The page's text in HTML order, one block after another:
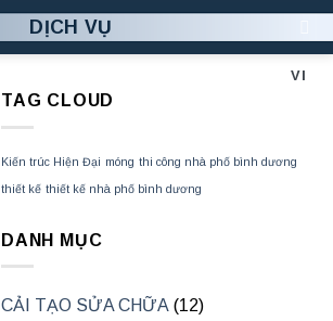
DỊCH VỤ
VI
TAG CLOUD
Kiến trúc Hiện Đại móng thi công nhà phố bình dương
thiết kế thiết kế nhà phố bình dương
DANH MỤC
CẢI TẠO SỬA CHỮA (12)